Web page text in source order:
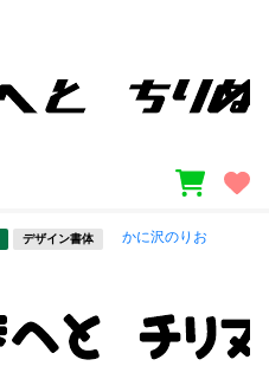
デザイン書体 かに沢のりお